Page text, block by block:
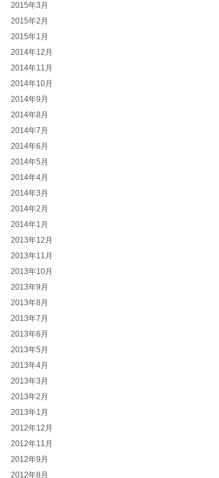
2015年3月
2015年2月
2015年1月
2014年12月
2014年11月
2014年10月
2014年9月
2014年8月
2014年7月
2014年6月
2014年5月
2014年4月
2014年3月
2014年2月
2014年1月
2013年12月
2013年11月
2013年10月
2013年9月
2013年8月
2013年7月
2013年6月
2013年5月
2013年4月
2013年3月
2013年2月
2013年1月
2012年12月
2012年11月
2012年9月
2012年8月